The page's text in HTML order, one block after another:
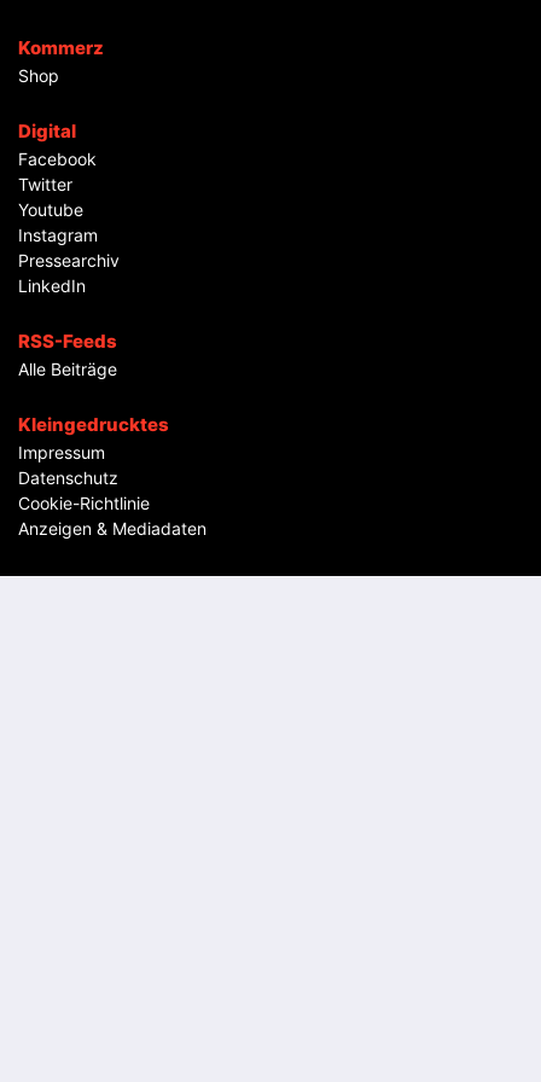
Kommerz
Shop
Digital
Facebook
Twitter
Youtube
Instagram
Pressearchiv
LinkedIn
RSS-Feeds
Alle Beiträge
Kleingedrucktes
Impressum
Datenschutz
Cookie-Richtlinie
Anzeigen & Mediadaten